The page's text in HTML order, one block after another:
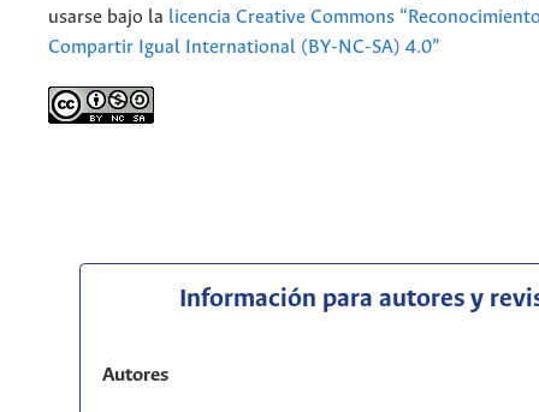
usarse bajo la licencia Creative Commons
Compartir Igual International (BY-NC-SA) 4.0”
Información para autores y
Autores